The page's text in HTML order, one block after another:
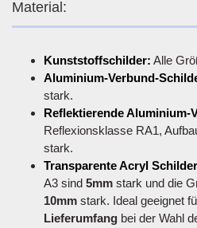
Material:
Kunststoffschilder: Alle
Aluminium-Verbund-
stark.
Reflektierende Aluminium-
Reflexionsklasse RA1,
stark.
Transparente Acryl Schilder
A3 sind 5mm stark und die
10mm stark. Ideal geeignet
Lieferumfang bei der Wahl